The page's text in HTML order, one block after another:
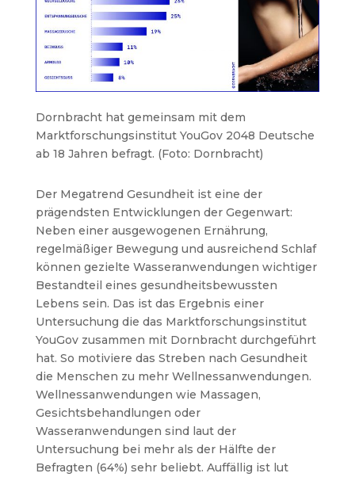
Dornbracht hat gemeinsam mit dem
Marktforschungsinstitut YouGov 2048 Deutsche
ab 18 Jahren befragt. (Foto: Dornbracht)
Der Megatrend Gesundheit ist eine der
prägendsten Entwicklungen der Gegenwart:
Neben einer ausgewogenen Ernährung,
regelmäßiger Bewegung und ausreichend Schlaf
können gezielte Wasseranwendungen wichtiger
Bestandteil eines gesundheitsbewussten
Lebens sein. Das ist das Ergebnis einer
Untersuchung die das Marktforschungsinstitut
YouGov zusammen mit Dornbracht durchgeführt
hat. So motiviere das Streben nach Gesundheit
die Menschen zu mehr Wellnessanwendungen.
Wellnessanwendungen wie Massagen,
Gesichtsbehandlungen oder
Wasseranwendungen sind laut der
Untersuchung bei mehr als der Hälfte der
Befragten (64%) sehr beliebt. Auffällig ist lut